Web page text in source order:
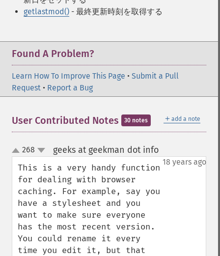
getlastmod() - 最終更新時刻を取得する
Found A Problem?
Learn How To Improve This Page • Submit a Pull
Request • Report a Bug
＋ add a note
User Contributed Notes 30 notes
up
down
268 geeks at geekman dot info¶
18 years ago
This is a very handy function
for dealing with browser
caching. For example, say you
have a stylesheet and you
want to make sure everyone
has the most recent version.
You could rename it every
time you edit it, but that